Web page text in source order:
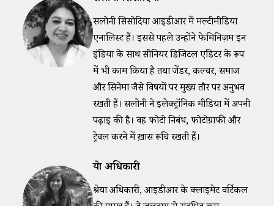
सलोनी सिसोदिया आईडीआर में मल्टीमीडिया
एनालिस्ट हैं। इससे पहले उन्होंने फेमिनिज़म इन
इंडिया के साथ सीनियर डिजिटल एडिटर के रूप
में भी काम किया है तथा जेंडर, कल्चर, समाज
और सिनेमा जैसे विषयों पर मुख्य तौर पर अनुभव
रखती हैं। सलोनी ने इलेक्ट्रॉनिक मीडिया में अपनी
पढ़ाई की है। वह फोटो निबंध, फोटोग्राफी और
ट्रेवल करने में ख़ास रूचि रखती हैं।
श्रेया अधिकारी
श्रेया अधिकारी, आईडीआर के क्लाइमेट वर्टिकल